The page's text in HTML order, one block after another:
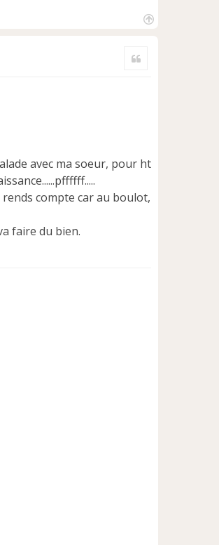
avec ma soeur, pour ht
rends compte car au boulot,
faire du bien.